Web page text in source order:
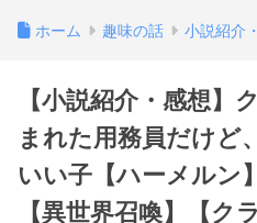
ホーム 趣味の話 小説紹介
【小説紹介・感想】
まれた用務員だけど
いい子【ハーメルン
【異世界召喚】【ク